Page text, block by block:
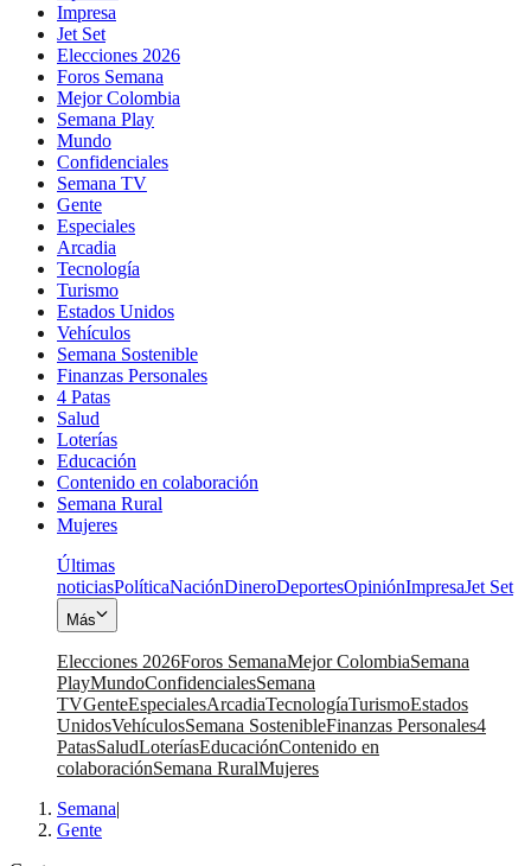
Impresa
Jet Set
Elecciones 2026
Foros Semana
Mejor Colombia
Semana Play
Mundo
Confidenciales
Semana TV
Gente
Especiales
Arcadia
Tecnología
Turismo
Estados Unidos
Vehículos
Semana Sostenible
Finanzas Personales
4 Patas
Salud
Loterías
Educación
Contenido en colaboración
Semana Rural
Mujeres
Últimas
noticiasPolíticaNaciónDineroDeportesOpiniónImpresaJet Set
Más
Elecciones 2026Foros SemanaMejor ColombiaSemana
PlayMundoConfidencialesSemana
TVGenteEspecialesArcadiaTecnologíaTurismoEstados
UnidosVehículosSemana SostenibleFinanzas Personales4
PatasSaludLoteríasEducaciónContenido en
colaboraciónSemana RuralMujeres
Semana|
Gente